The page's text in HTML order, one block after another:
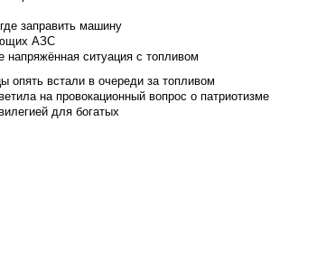
заправить машину
АЗС
ситуация с топливом
опять встали в очереди за топливом
на провокационный вопрос о патриотизме
для богатых